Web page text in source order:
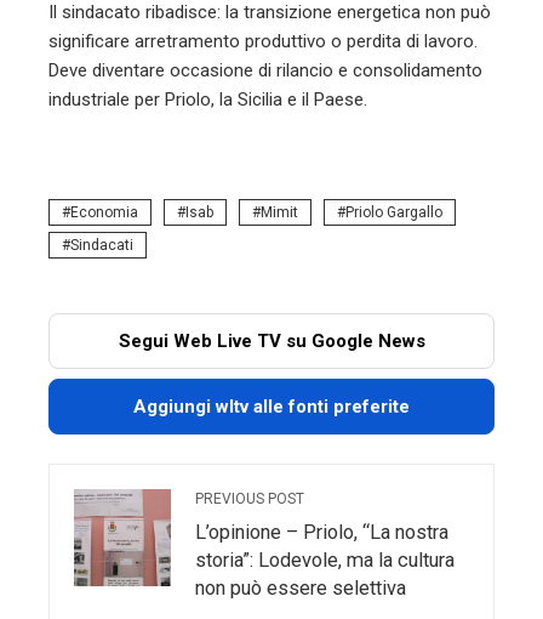
Il sindacato ribadisce: la transizione energetica non può
significare arretramento produttivo o perdita di lavoro.
Deve diventare occasione di rilancio e consolidamento
industriale per Priolo, la Sicilia e il Paese.
Economia Isab Mimit
Priolo Gargallo
Sindacati
Segui Web Live TV su Google News
Aggiungi wltv alle fonti preferite
PREVIOUS POST
L’opinione – Priolo, “La nostra
storia”: Lodevole, ma la cultura
non può essere selettiva